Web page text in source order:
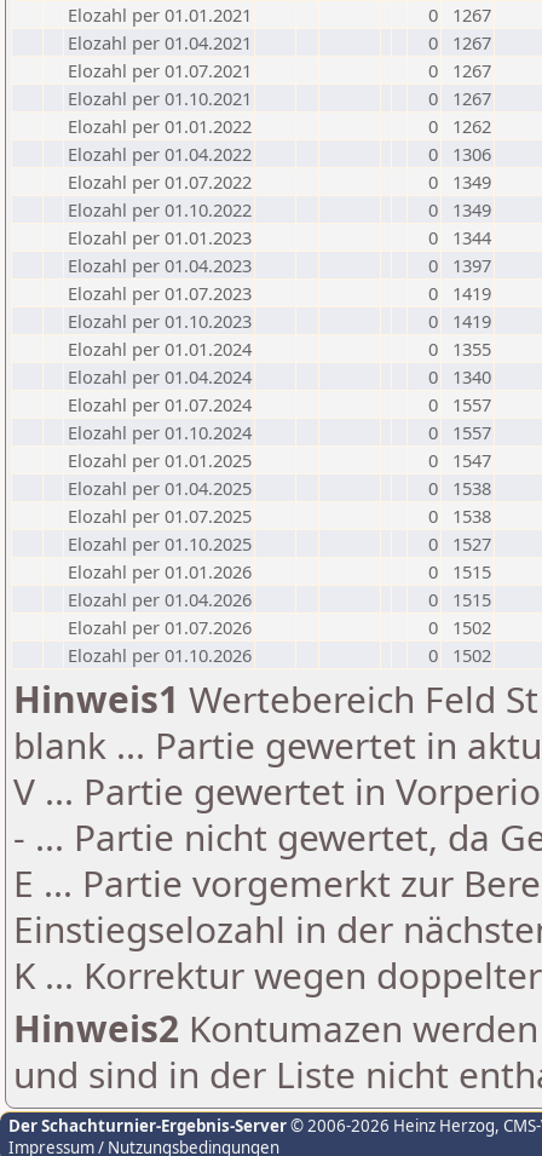
Elozahl per 01.01.2021
0
1267
Elozahl per 01.04.2021
0
1267
Elozahl per 01.07.2021
0
1267
Elozahl per 01.10.2021
0
1267
Elozahl per 01.01.2022
0
1262
Elozahl per 01.04.2022
0
1306
Elozahl per 01.07.2022
0
1349
Elozahl per 01.10.2022
0
1349
Elozahl per 01.01.2023
0
1344
Elozahl per 01.04.2023
0
1397
Elozahl per 01.07.2023
0
1419
Elozahl per 01.10.2023
0
1419
Elozahl per 01.01.2024
0
1355
Elozahl per 01.04.2024
0
1340
Elozahl per 01.07.2024
0
1557
Elozahl per 01.10.2024
0
1557
Elozahl per 01.01.2025
0
1547
Elozahl per 01.04.2025
0
1538
Elozahl per 01.07.2025
0
1538
Elozahl per 01.10.2025
0
1527
Elozahl per 01.01.2026
0
1515
Elozahl per 01.04.2026
0
1515
Elozahl per 01.07.2026
0
1502
Elozahl per 01.10.2026
0 1502
Hinweis1 Wertebereich Feld
blank ... Partie gewertet in
V ... Partie gewertet in
- ... Partie nicht gewertet, da
E ... Partie vorgemerkt zur
Einstiegselozahl in der
K ... Korrektur wegen
Hinweis2 Kontumazen
und sind in der Liste nicht
Der Schachturnier-Ergebnis-Server© 2006-2026 Heinz Herzog,
Impressum / Nutzungsbedingungen